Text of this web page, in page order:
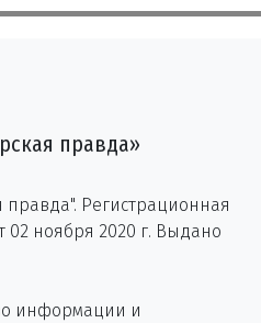
правда»
правда". Регистрационная
02 ноября 2020 г. Выдано
информации и